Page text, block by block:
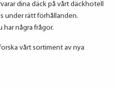
dina däck på vårt däckhotell
under rätt förhållanden.
några frågor.
vårt sortiment av nya